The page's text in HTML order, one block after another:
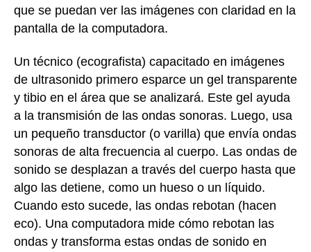
que se puedan ver las imágenes con claridad en la
pantalla de la computadora.
Un técnico (ecografista) capacitado en imágenes
de ultrasonido primero esparce un gel transparente
y tibio en el área que se analizará. Este gel ayuda
a la transmisión de las ondas sonoras. Luego, usa
un pequeño transductor (o varilla) que envía ondas
sonoras de alta frecuencia al cuerpo. Las ondas de
sonido se desplazan a través del cuerpo hasta que
algo las detiene, como un hueso o un líquido.
Cuando esto sucede, las ondas rebotan (hacen
eco). Una computadora mide cómo rebotan las
ondas y transforma estas ondas de sonido en